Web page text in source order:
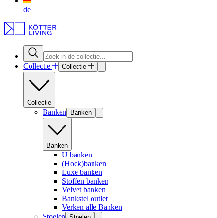
de
Collectie Collectie
Collectie
Banken Banken
Banken
U banken
(Hoek)banken
Luxe banken
Stoffen banken
Velvet banken
Bankstel outlet
Verken alle Banken
Stoelen